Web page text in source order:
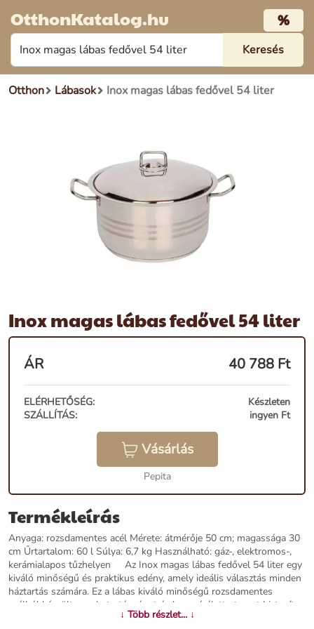
OtthonKatalog.hu %
Otthon Lábasok Inox magas lábas fedővel 54 liter
Inox magas lábas fedővel 54 liter
ÁR 40 788 Ft
ELÉRHETŐSÉG:
Készleten
SZÁLLÍTÁS:
ingyen Ft
Vásárlás
Pepita
Termékleírás
Anyaga: rozsdamentes acél Mérete: átmérője 50 cm; magassága 30
cm Űrtartalom: 60 l Súlya: 6,7 kg Használható: gáz-, elektromos-,
kerámialapos tűzhelyen Az Inox magas lábas fedővel 54 liter egy
kiváló minőségű és praktikus edény, amely ideális választás minden
háztartás számára. Ez a lábas kiváló minőségű rozsdamentes
acélból készült, amely tartósságot és hosszú élettartamot biztosít.
A lábas 54 literes kapacitással rendelkezik, így elegendő helyet
↓ Több részlet... ↓